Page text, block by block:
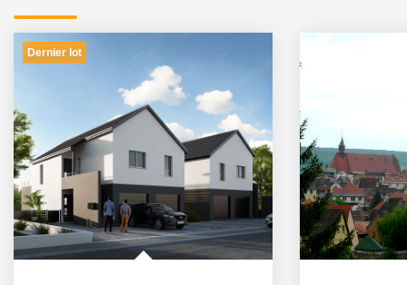
Dernier lot